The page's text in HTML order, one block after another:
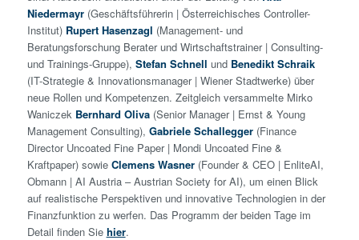
Niedermayr (Geschäftsführerin | Österreichisches Controller-
Institut) Rupert Hasenzagl (Management- und
Beratungsforschung Berater und Wirtschaftstrainer | Consulting-
und Trainings-Gruppe), Stefan Schnell und Benedikt Schraik
(IT-Strategie & Innovationsmanager | Wiener Stadtwerke) über
neue Rollen und Kompetenzen. Zeitgleich versammelte Mirko
Waniczek Bernhard Oliva(Senior Manager | Ernst & Young
Management Consulting), Gabriele Schallegger(Finance
Director Uncoated Fine Paper | Mondi Uncoated Fine &
Kraftpaper) sowie Clemens Wasner(Founder & CEO | EnliteAI,
Obmann | AI Austria – Austrian Society for AI), um einen Blick
auf realistische Perspektiven und innovative Technologien in der
Finanzfunktion zu werfen. Das Programm der beiden Tage im
Detail finden Sie hier.